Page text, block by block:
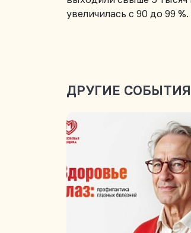
увеличилась с 90 до 99
ДРУГИЕ СОБЫТИЯ